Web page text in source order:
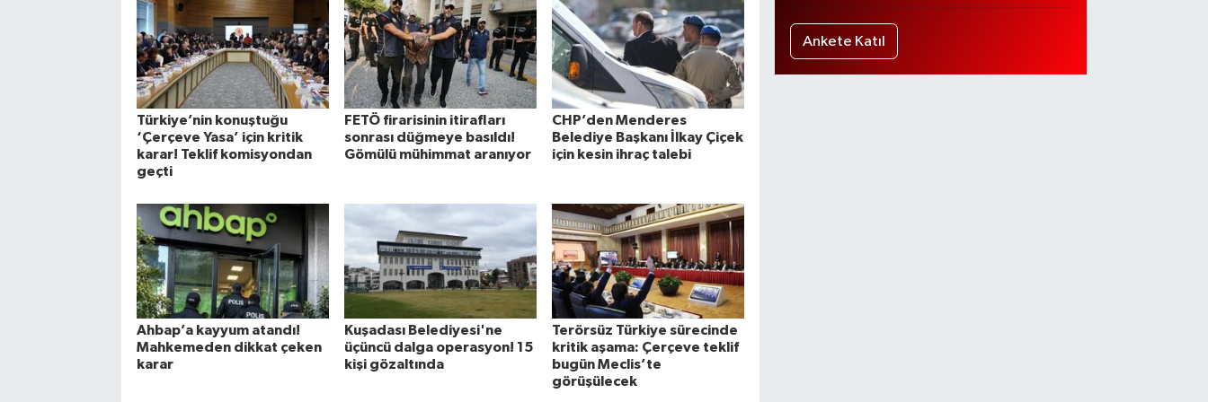
Türkiye’nin konuştuğu
‘Çerçeve Yasa’ için kritik
karar! Teklif komisyondan
geçti
FETÖ firarisinin itirafları
sonrası düğmeye basıldı!
Gömülü mühimmat aranıyor
CHP’den Menderes
Belediye Başkanı İlkay Çiçek
için kesin ihraç talebi
Ahbap’a kayyum atandı!
Mahkemeden dikkat çeken
karar
Kuşadası Belediyesi'ne
üçüncü dalga operasyon! 15
kişi gözaltında
Terörsüz Türkiye sürecinde
kritik aşama: Çerçeve teklif
bugün Meclis’te
görüşülecek
Ankete Katıl